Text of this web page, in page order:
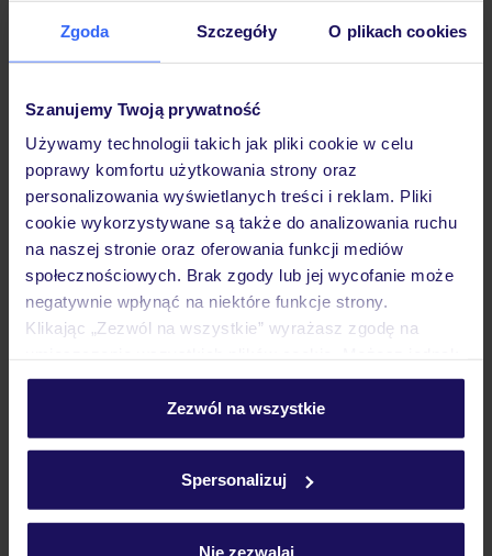
Zgoda Szczegóły O plikach cookies
Szanujemy Twoją prywatność
Używamy technologii takich jak pliki cookie w celu
poprawy komfortu użytkowania strony oraz
personalizowania wyświetlanych treści i reklam. Pliki
cookie wykorzystywane są także do analizowania ruchu
na naszej stronie oraz oferowania funkcji mediów
społecznościowych. Brak zgody lub jej wycofanie może
negatywnie wpłynąć na niektóre funkcje strony.
Klikając „Zezwól na wszystkie” wyrażasz zgodę na
personalizować swój wybór wchodząc w zakładkę
Szczegółowe informacje o plikach cookie znajdziesz
Zezwól na wszystkie
Spersonalizuj
Nie zezwalaj
Hotel
Pokoje
Wyżywienie
Atrakcje
Ważne informacje
Często zadawane pytania
Jak zmienić uczestników/osobę zgłaszającą?
Czy w Hotelu będzie przedstawiciel TUI?